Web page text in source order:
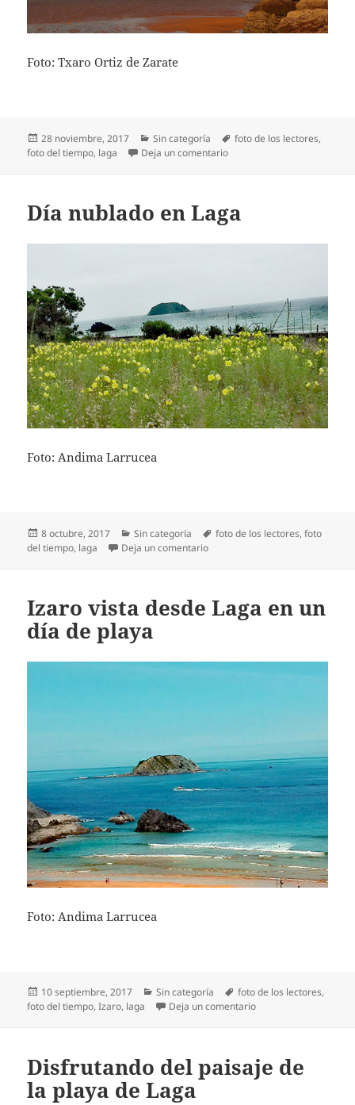
Foto: Txaro Ortiz de Zarate
Publicado
el
28 noviembre, 2017 Categorías
Sin categoría Etiquetas
foto de los lectores,
foto del tiempo, laga Deja un comentarioen Laga con tiempo
Día nublado en Laga
Foto: Andima Larrucea
Publicado
el
8 octubre, 2017 Categorías
Sin categoría Etiquetas
foto de los lectores,foto
del tiempo, laga Deja un comentarioen Día nublado en Laga
Izaro vista desde Laga en un
día de playa
Foto: Andima Larrucea
Publicado
el
10 septiembre, 2017 Categorías
Sin categoría Etiquetas
foto de los lectores,
foto del tiempo,Izaro, laga Deja un comentarioen Izaro vista desde
Disfrutando del paisaje de
la playa de Laga